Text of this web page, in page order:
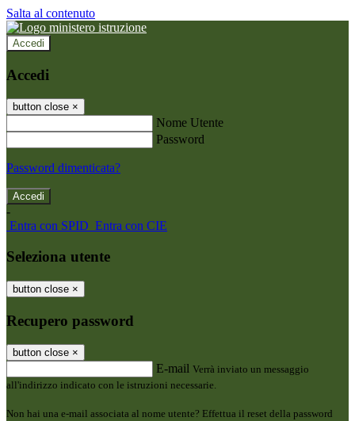
Salta al contenuto
Accedi
Accedi
button close ×
Nome Utente
Password
Password dimenticata?
-
Entra con SPID Entra con CIE
Seleziona utente
button close ×
Recupero password
button close ×
E-mail Verrà inviato un messaggio
all'indirizzo indicato con le istruzioni necessarie.
Non hai una e-mail associata al nome utente? Effettua il reset della password